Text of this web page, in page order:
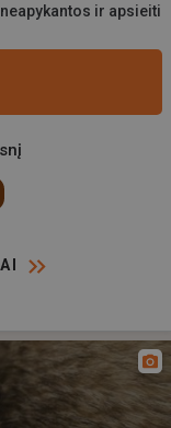
ir apsieiti